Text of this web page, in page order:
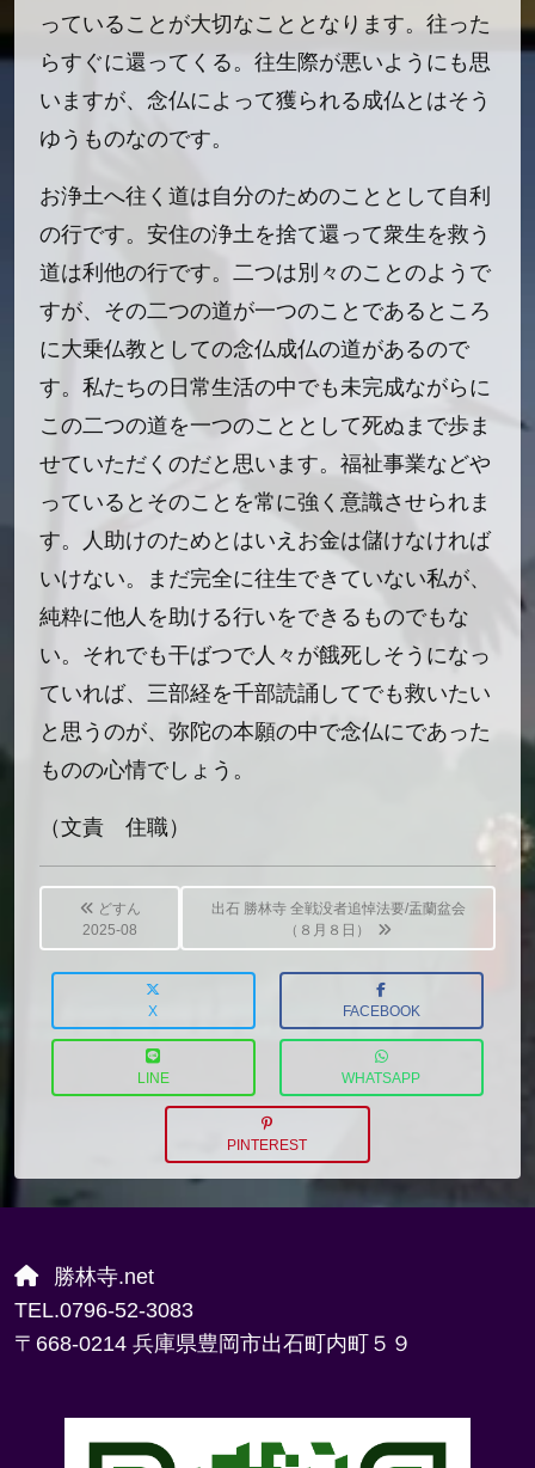
っていることが大切なこととなります。往った
らすぐに還ってくる。往生際が悪いようにも思
いますが、念仏によって獲られる成仏とはそう
ゆうものなのです。
お浄土へ往く道は自分のためのこととして自利
の行です。安住の浄土を捨て還って衆生を救う
道は利他の行です。二つは別々のことのようで
すが、その二つの道が一つのことであるところ
に大乗仏教としての念仏成仏の道があるので
す。私たちの日常生活の中でも未完成ながらに
この二つの道を一つのこととして死ぬまで歩ま
せていただくのだと思います。福祉事業などや
っているとそのことを常に強く意識させられま
す。人助けのためとはいえお金は儲けなければ
いけない。まだ完全に往生できていない私が、
純粋に他人を助ける行いをできるものでもな
い。それでも干ばつで人々が餓死しそうになっ
ていれば、三部経を千部読誦してでも救いたい
と思うのが、弥陀の本願の中で念仏にであった
ものの心情でしょう。
（文責 住職）
Post
navigation
どすん
2025-08
出石 勝林寺 全戦没者追悼法要/盂蘭盆会
（８月８日）
X FACEBOOK
LINE WHATSAPP
PINTEREST
勝林寺.net
TEL.0796-52-3083
〒668-0214 兵庫県豊岡市出石町内町５９